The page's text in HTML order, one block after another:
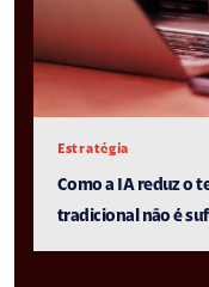
Estratégia
Como a IA reduz o
tradicional não é